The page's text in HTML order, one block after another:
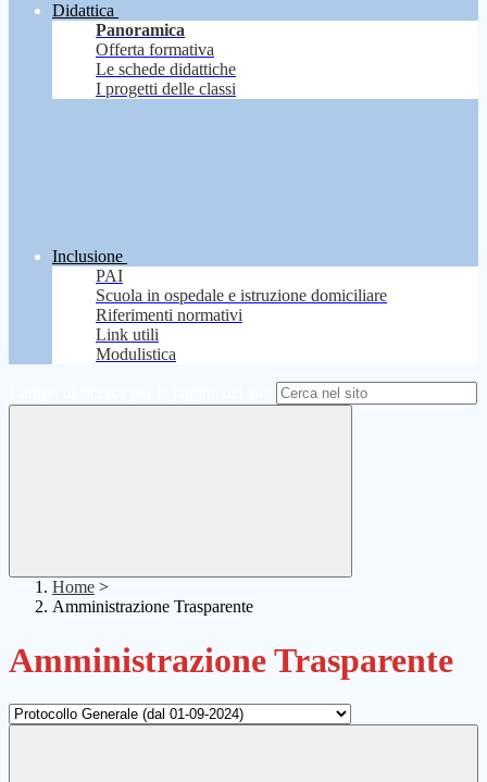
Didattica
Panoramica
Offerta formativa
Le schede didattiche
I progetti delle classi
Inclusione
PAI
Scuola in ospedale e istruzione domiciliare
Riferimenti normativi
Link utili
Modulistica
Home >
Amministrazione Trasparente
Amministrazione Trasparente